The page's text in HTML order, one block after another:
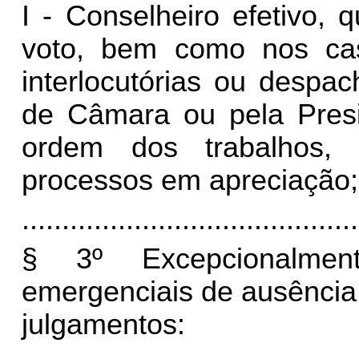
I - Conselheiro efetivo,
voto, bem como nos
interlocutórias ou
de Câmara ou pela
ordem dos
processos em apreciação;
§ 3º
emergenciais de
julgamentos: